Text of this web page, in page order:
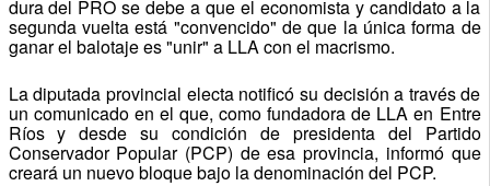
dura del PRO se debe a que el economista y candidato a la
segunda vuelta está "convencido" de que la única forma de
ganar el balotaje es "unir" a LLA con el macrismo.
La diputada provincial electa notificó su decisión a través de
un comunicado en el que, como fundadora de LLA en Entre
Ríos y desde su condición de presidenta del Partido
Conservador Popular (PCP) de esa provincia, informó que
creará un nuevo bloque bajo la denominación del PCP.